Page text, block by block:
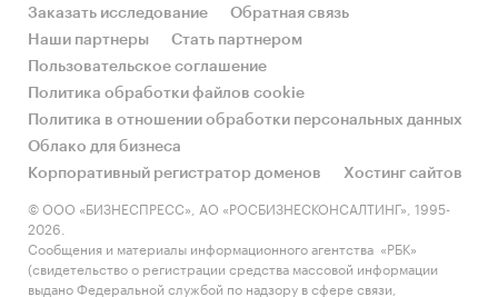
в России.
участников рынка диэтилового эфира в
Метод сбора и анализа данных
объемах производства продукции не
содержится в данных ФСГС РФ (Росстат) и
процесс ее получения является очень
Заказать исследование
Обратная связь
Наши партнеры
Стать партнером
Пользовательское соглашение
Политика обработки файлов cookie
Политика в отношении обработки персональных данных
Облако для бизнеса
Корпоративный регистратор доменов
Хостинг сайтов
© ООО «БИЗНЕСПРЕСС», АО «РОСБИЗНЕСКОНСАЛТИНГ», 1995-
2026.
Сообщения и материалы информационного агентства «РБК»
(свидетельство о регистрации средства массовой информации
выдано Федеральной службой по надзору в сфере связи,